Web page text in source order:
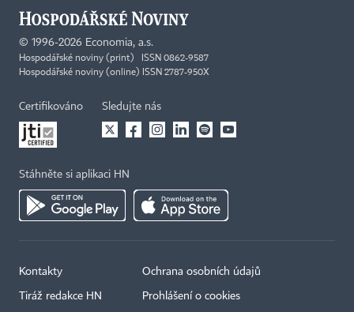
© 1996-2026 Economia, a.s.
Hospodářské noviny (print) ISSN 0862-9587
Hospodářské noviny (online) ISSN 2787-950X
Certifikováno Sledujte nás
Stáhněte si aplikaci HN
Kontakty
Tiráž redakce HN
Ochrana osobních údajů
Prohlášení o cookies